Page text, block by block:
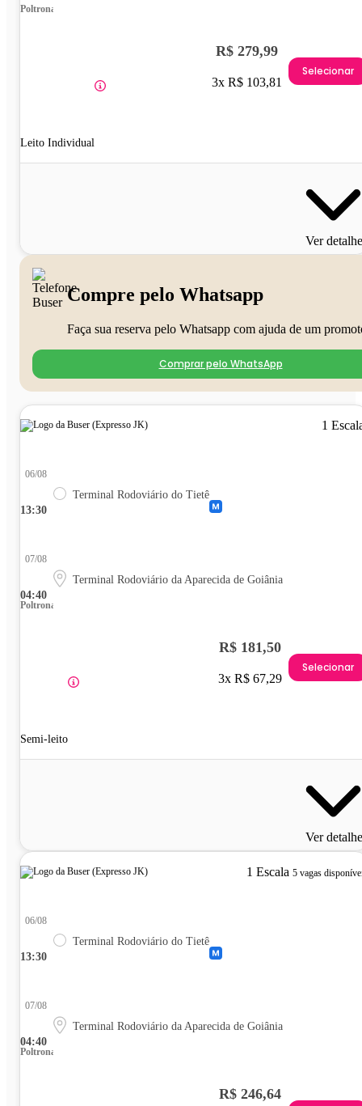
Poltrona
Leito Individual
R$ 279,99
3x R$ 103,81
Selecionar
Ver
Compre pelo Whatsapp
Faça sua reserva pelo Whatsapp com ajuda de um
Comprar pelo WhatsApp
1
13:30
06/08
Terminal Rodoviário do Tietê
04:40
07/08
Terminal Rodoviário da Aparecida de Goiânia
Poltrona
Semi-leito
R$ 181,50
3x R$ 67,29
Selecionar
Ver
1 Escala 5 vagas
13:30
06/08
Terminal Rodoviário do Tietê
04:40
07/08
Terminal Rodoviário da Aparecida de Goiânia
Poltrona
R$ 246,64